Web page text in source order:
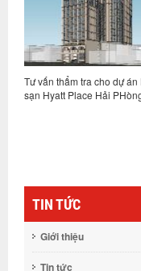
Tư vấn thẩm tra cho dự án
sạn Hyatt Place Hải
TIN TỨC
Giới thiệu
Tin tức